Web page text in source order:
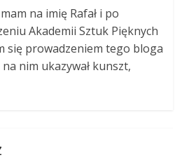
na imię Rafał i po
Akademii Sztuk Pięknych
się prowadzeniem tego bloga
na nim ukazywał kunszt,